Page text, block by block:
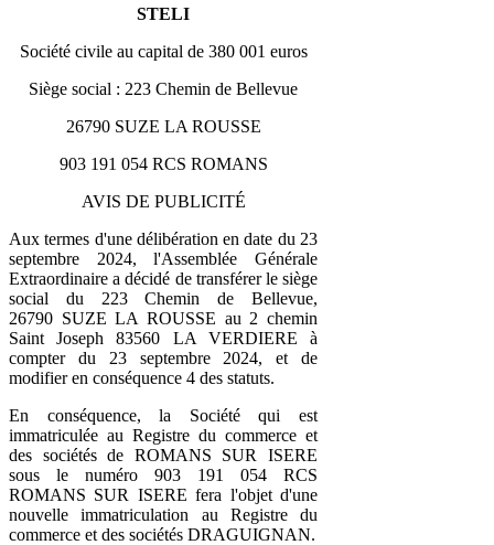
STELI
Société civile au capital de 380 001 euros
Siège social : 223 Chemin de Bellevue
26790 SUZE LA ROUSSE
903 191 054 RCS ROMANS
AVIS DE PUBLICITÉ
Aux termes d'une délibération en date du 23
septembre 2024, l'Assemblée Générale
Extraordinaire a décidé de transférer le siège
social du 223 Chemin de Bellevue,
26790 SUZE LA ROUSSE au 2 chemin
Saint Joseph 83560 LA VERDIERE à
compter du 23 septembre 2024, et de
modifier en conséquence 4 des statuts.
En conséquence, la Société qui est
immatriculée au Registre du commerce et
des sociétés de ROMANS SUR ISERE
sous le numéro 903 191 054 RCS
ROMANS SUR ISERE fera l'objet d'une
nouvelle immatriculation au Registre du
commerce et des sociétés DRAGUIGNAN.